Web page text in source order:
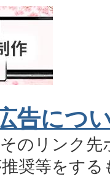
告につ
のリンク先
奨等をす